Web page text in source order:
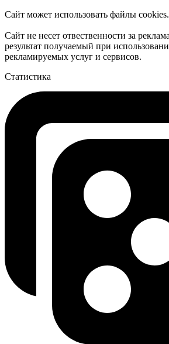
Сайт может использовать файлы cookies.
Сайт не несет отвественности за
результат получаемый при
рекламируемых услуг и сервисов.
Статистика